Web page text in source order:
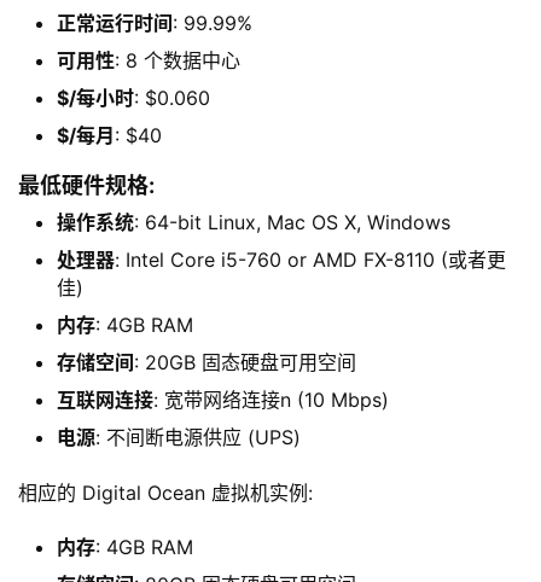
正常运行时间 : 99.99%
可用性: 8 个数据中心
$/每小时: $0.060
$/每月 : $40
最低硬件规格:
操作系统: 64-bit Linux, Mac OS X, Windows
处理器: Intel Core i5-760 or AMD FX-8110 (或者更
佳)
内存: 4GB RAM
存储空间 : 20GB 固态硬盘可用空间
互联网连接: 宽带网络连接n (10 Mbps)
电源: 不间断电源供应 (UPS)
相应的 Digital Ocean 虚拟机实例:
内存: 4GB RAM